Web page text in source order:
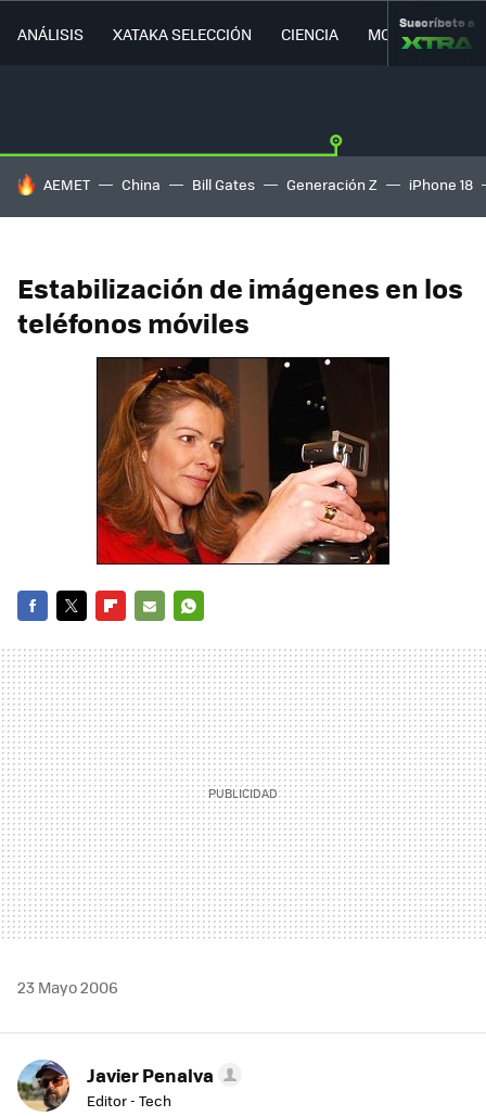
ANÁLISIS XATAKA SELECCIÓN CIENCIA MOVILIDAD
Suscríbete a
HOY SE HABLA DE
AEMET China Bill Gates Generación Z iPhone 18
Estabilización de imágenes en los
teléfonos móviles
MAIL
23 Mayo 2006
Javier Penalva
Editor - Tech